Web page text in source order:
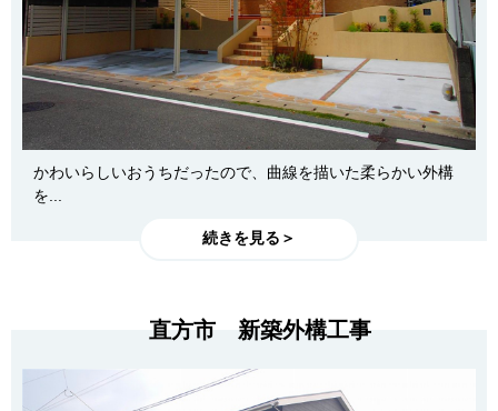
かわいらしいおうちだったので、曲線を描いた柔らかい外構
を...
続きを見る＞
直方市 新築外構工事